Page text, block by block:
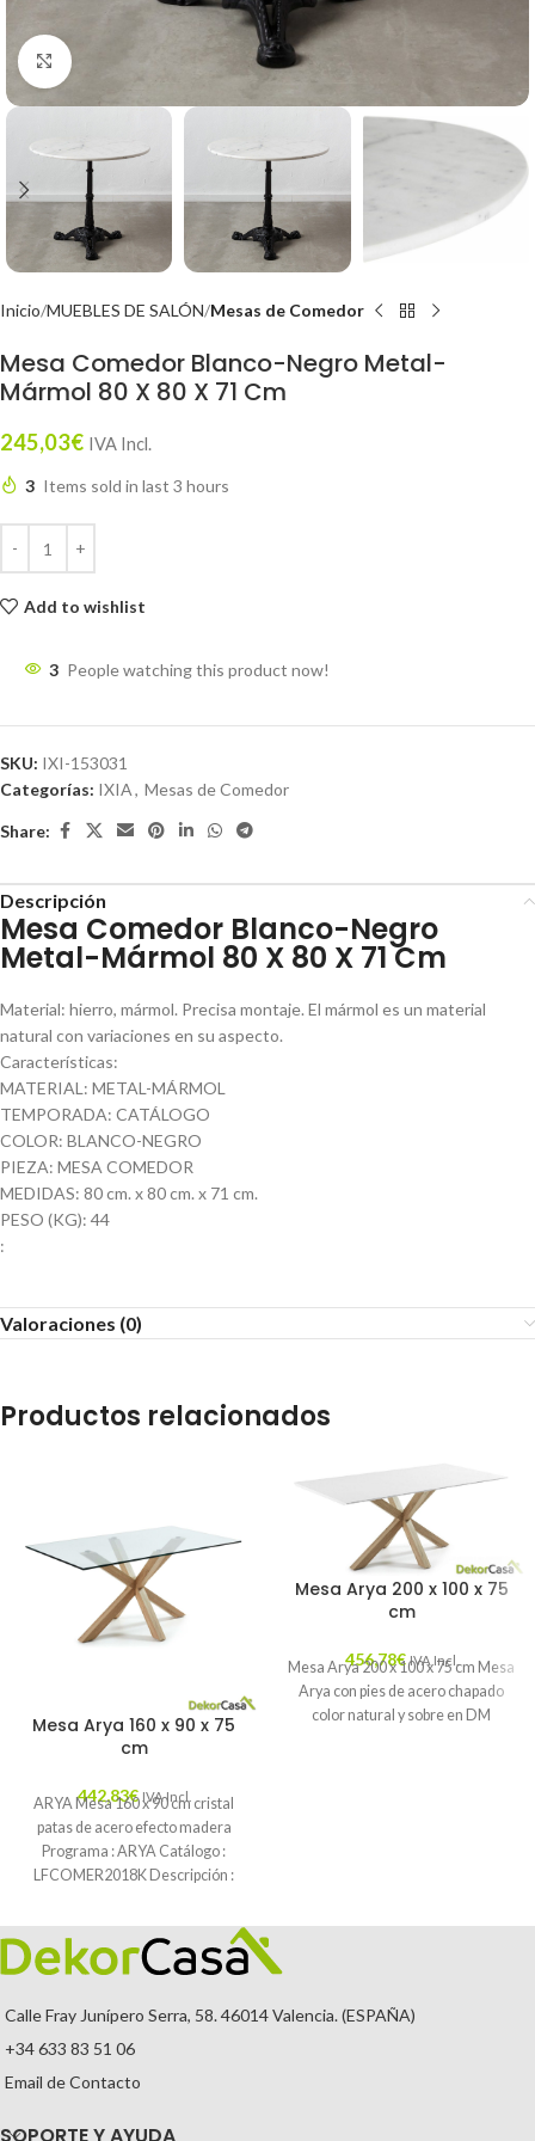
Click to enlarge
Inicio MUEBLES DE SALÓN Mesas de Comedor
Mesa Comedor Blanco-Negro Metal-
Mármol 80 X 80 X 71 Cm
245,03€ IVA Incl.
3 Items sold in last 3 hours
Add to wishlist
3 People watching this product now!
SKU: IXI-153031
Categorías: IXIA, Mesas de Comedor
Share:
Descripción
Mesa Comedor Blanco-Negro
Metal-Mármol 80 X 80 X 71 Cm
Material: hierro, mármol. Precisa montaje. El mármol es un material
natural con variaciones en su aspecto.
Características:
MATERIAL: METAL-MÁRMOL
TEMPORADA: CATÁLOGO
COLOR: BLANCO-NEGRO
PIEZA: MESA COMEDOR
MEDIDAS: 80 cm. x 80 cm. x 71 cm.
PESO (KG): 44
:
Valoraciones (0)
Productos relacionados
Mesa Arya 160 x 90 x 75
cm
442,83€ IVA Incl.
ARYA Mesa 160 x 90 cm cristal
patas de acero efecto madera
Programa : ARYA Catálogo :
LFCOMER2018K Descripción :
Mesa Arya 200 x 100 x 75
cm
456,78€ IVA Incl.
Mesa Arya 200 x 100 x 75 cm Mesa
Arya con pies de acero chapado
color natural y sobre en DM
Calle Fray Junípero Serra, 58. 46014 Valencia. (ESPAÑA)
+34 633 83 51 06
Email de Contacto
SOPORTE Y AYUDA